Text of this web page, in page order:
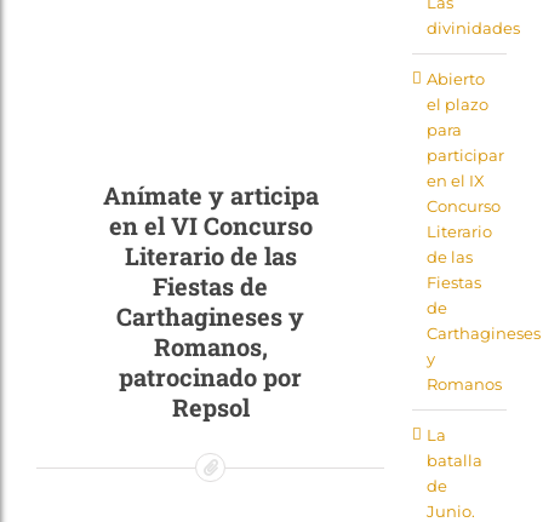
Anímate y articipa
en el VI Concurso
Literario de las
Fiestas de
Carthagineses y
Romanos,
patrocinado por
Repsol
divinidades
Abierto
el plazo
para
participar
en el IX
Concurso
Literario
de las
Fiestas
de
Carthagineses
y
Romanos
La
batalla
de
Junio.